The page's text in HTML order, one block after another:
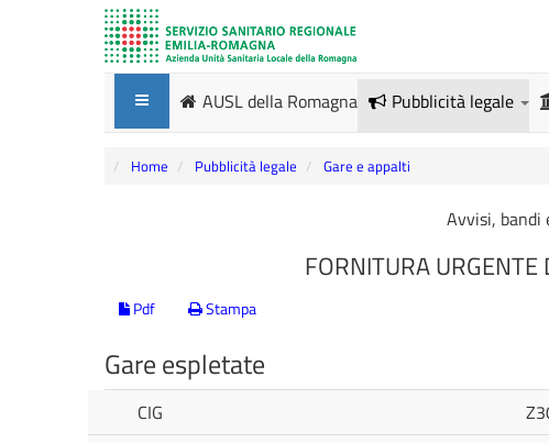
AUSL della Romagna Pubblicità legale
Home Pubblicità legale Gare e appalti
Avvisi,
FORNITURA
Pdf Stampa
Gare espletate
CIG